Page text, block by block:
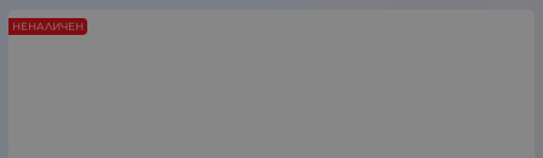
НЕНАЛИЧЕН